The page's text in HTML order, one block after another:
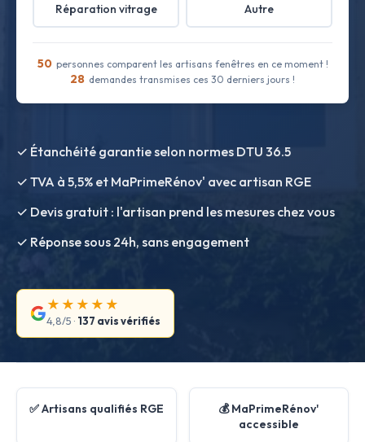
Réparation vitrage Autre
50 personnes comparent les artisans fenêtres en ce moment !
28 demandes transmises ces 30 derniers jours !
✓ Étanchéité garantie selon normes DTU 36.5
✓ TVA à 5,5% et MaPrimeRénov' avec artisan RGE
✓ Devis gratuit : l'artisan prend les mesures chez vous
✓ Réponse sous 24h, sans engagement
★★★★★
4,8/5 · 137 avis vérifiés
✅ Artisans qualifiés RGE
💰 MaPrimeRénov'
accessible